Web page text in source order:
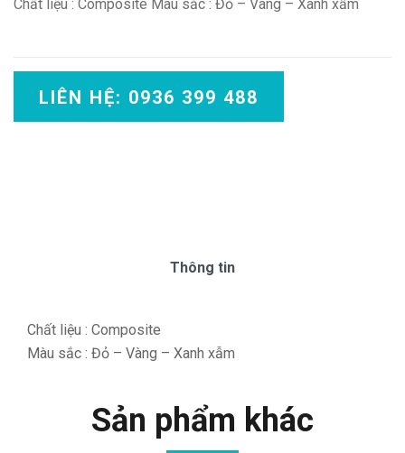
Chất liệu : Composite Màu sắc : Đỏ – Vàng – Xanh xẫm
LIÊN HỆ: 0936 399 488
Thông tin
Chất liệu : Composite
Màu sắc : Đỏ – Vàng – Xanh xẫm
Sản phẩm khác